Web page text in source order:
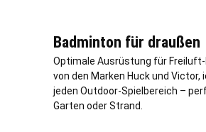
Badminton für draußen
Optimale Ausrüstung für
von den Marken Huck und Victor,
jeden Outdoor-Spielbereich –
Garten oder Strand.